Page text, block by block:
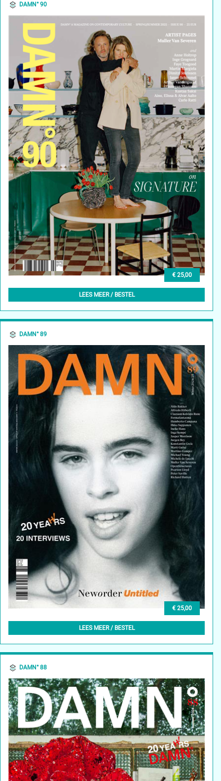
DAMN° 90
€ 25,00
DAMN° 90 - SPRING/SUMMER 2025
LEES MEER / BESTEL
DAMN° 89
€ 25,00
DAMN° 89 – WINTER 2024/25
LEES MEER / BESTEL
DAMN° 88